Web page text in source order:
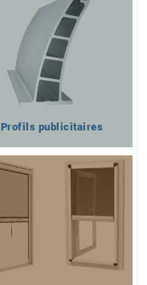
Profils publicitaires